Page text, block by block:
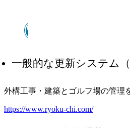
一般的な更新システム（
外構工事・建築とゴルフ場の管理
https://www.ryoku-chi.com/